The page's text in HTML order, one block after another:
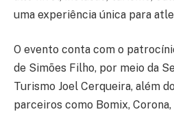
uma experiência única para
O evento conta com o
de Simões Filho, por meio da
Turismo Joel Cerqueira, além
parceiros como Bomix,